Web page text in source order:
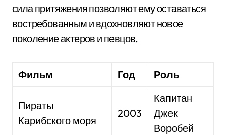
сила притяжения позволяют ему оставаться
востребованным и вдохновляют новое
поколение актеров и певцов.
Фильм Год Роль
Пираты
Карибского моря
2003
Капитан
Джек
Воробей